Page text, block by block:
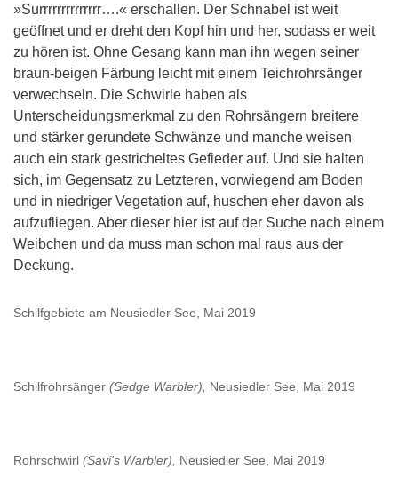
»Surrrrrrrrrrrrrr….« erschallen. Der Schnabel ist weit
geöffnet und er dreht den Kopf hin und her, sodass er weit
zu hören ist. Ohne Gesang kann man ihn wegen seiner
braun-beigen Färbung leicht mit einem Teichrohrsänger
verwechseln. Die Schwirle haben als
Unterscheidungsmerkmal zu den Rohrsängern breitere
und stärker gerundete Schwänze und manche weisen
auch ein stark gestricheltes Gefieder auf. Und sie halten
sich, im Gegensatz zu Letzteren, vorwiegend am Boden
und in niedriger Vegetation auf, huschen eher davon als
aufzufliegen. Aber dieser hier ist auf der Suche nach einem
Weibchen und da muss man schon mal raus aus der
Deckung.
Schilfgebiete am Neusiedler See, Mai 2019
Schilfrohrsänger (Sedge Warbler), Neusiedler See, Mai 2019
Rohrschwirl (Savi’s Warbler), Neusiedler See, Mai 2019